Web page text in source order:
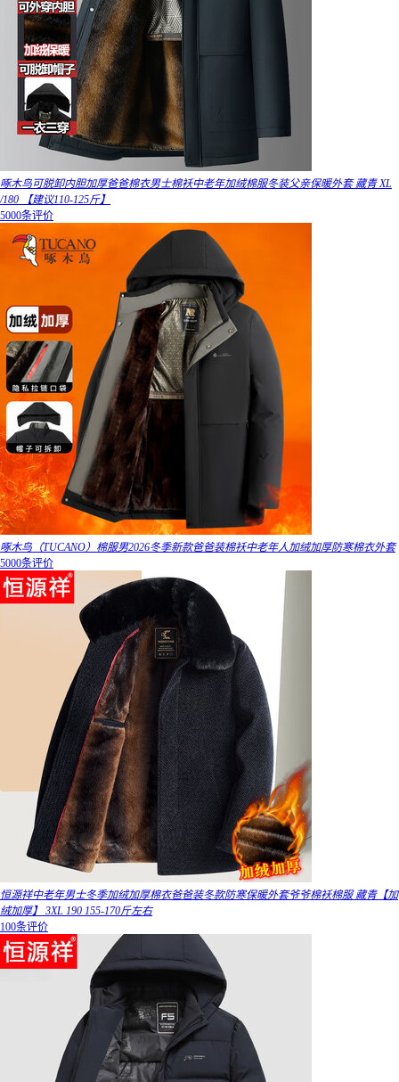
啄木鸟可脱卸内胆加厚爸爸棉衣男士棉袄中老年加绒棉服冬装父亲保暖外套 藏青 XL
/180 【建议110-125斤】
5000条评价
啄木鸟（TUCANO）棉服男2026冬季新款爸爸装棉袄中老年人加绒加厚防寒棉衣外套
5000条评价
恒源祥中老年男士冬季加绒加厚棉衣爸爸装冬款防寒保暖外套爷爷棉袄棉服 藏青【加
绒加厚】 3XL 190 155-170斤左右
100条评价